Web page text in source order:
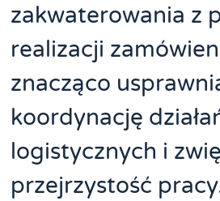
zakwaterowania z
realizacji
znacząco
koordynację
logistycznych i
przejrzystość